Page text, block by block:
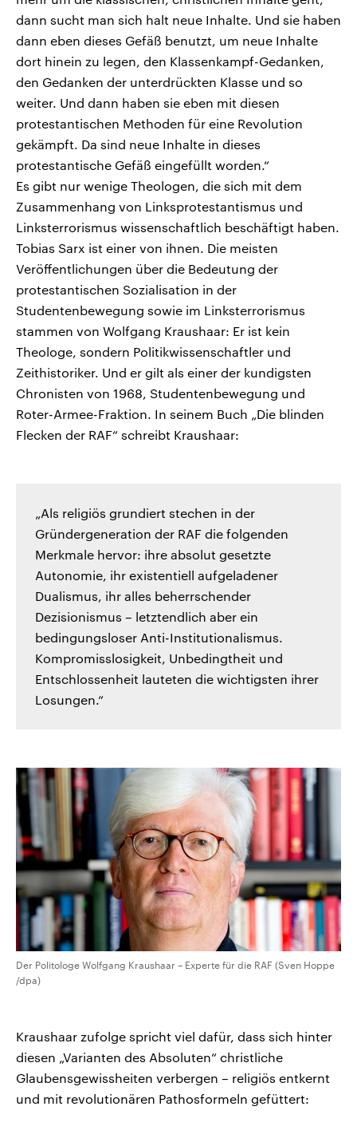
dann sucht man sich halt neue Inhalte. Und sie haben
dann eben dieses Gefäß benutzt, um neue Inhalte
dort hinein zu legen, den Klassenkampf-Gedanken,
den Gedanken der unterdrückten Klasse und so
weiter. Und dann haben sie eben mit diesen
protestantischen Methoden für eine Revolution
gekämpft. Da sind neue Inhalte in dieses
protestantische Gefäß eingefüllt worden.“
Es gibt nur wenige Theologen, die sich mit dem
Zusammenhang von Linksprotestantismus und
Linksterrorismus wissenschaftlich beschäftigt haben.
Tobias Sarx ist einer von ihnen. Die meisten
Veröffentlichungen über die Bedeutung der
protestantischen Sozialisation in der
Studentenbewegung sowie im Linksterrorismus
stammen von Wolfgang Kraushaar: Er ist kein
Theologe, sondern Politikwissenschaftler und
Zeithistoriker. Und er gilt als einer der kundigsten
Chronisten von 1968, Studentenbewegung und
Roter-Armee-Fraktion. In seinem Buch „Die blinden
Flecken der RAF“ schreibt Kraushaar:
„Als religiös grundiert stechen in der
Gründergeneration der RAF die folgenden
Merkmale hervor: ihre absolut gesetzte
Autonomie, ihr existentiell aufgeladener
Dualismus, ihr alles beherrschender
Dezisionismus – letztendlich aber ein
bedingungsloser Anti-Institutionalismus.
Kompromisslosigkeit, Unbedingtheit und
Entschlossenheit lauteten die wichtigsten ihrer
Losungen.“
Der Politologe Wolfgang Kraushaar – Experte für die RAF (Sven Hoppe
/dpa)
Kraushaar zufolge spricht viel dafür, dass sich hinter
diesen „Varianten des Absoluten“ christliche
Glaubensgewissheiten verbergen – religiös entkernt
und mit revolutionären Pathosformeln gefüttert: